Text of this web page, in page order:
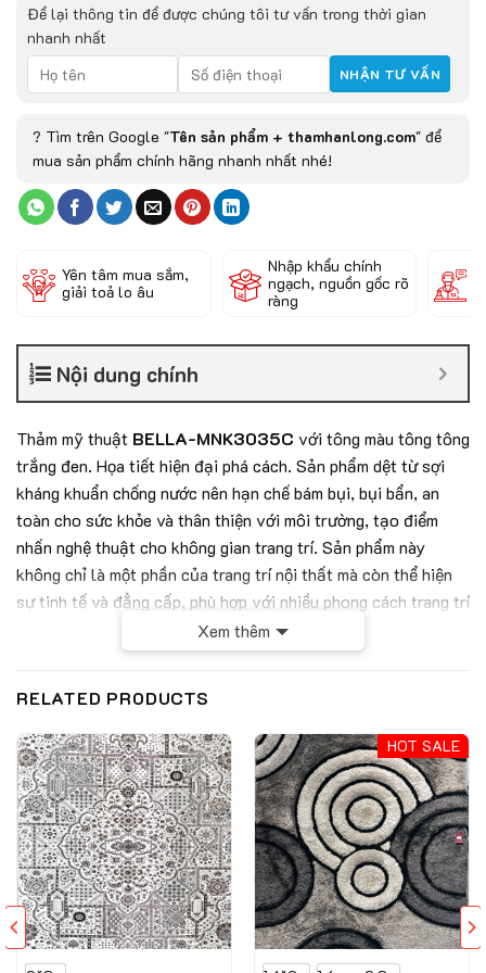
Để lại thông tin để được chúng tôi tư vấn trong thời gian
nhanh nhất
? Tìm trên Google "Tên sản phẩm + thamhanlong.com" để
mua sản phẩm chính hãng nhanh nhất nhé!
Yên tâm mua sắm,
giải toả lo âu
Nhập khẩu chính
ngạch, nguồn gốc rõ
ràng
Nội dung chính
Thảm mỹ thuật BELLA-MNK3035C với tông màu tông tông
trắng đen. Họa tiết hiện đại phá cách. Sản phẩm dệt từ sợi
kháng khuẩn chống nước nên hạn chế bám bụi, bụi bẩn, an
toàn cho sức khỏe và thân thiện với môi trường, tạo điểm
nhấn nghệ thuật cho không gian trang trí. Sản phẩm này
không chỉ là một phần của trang trí nội thất mà còn thể hiện
sự tinh tế và đẳng cấp, phù hợp với nhiều phong cách trang trí
khác nhau, từ hiện đại đến trang trọng. Ngay bây giờ hãy cùng
Thảm Hán Long khám phá về tác phẩm nghệ thuật này nhé.
Thông số kỹ thuật của mẫu thảm mỹ thuật
BELLA-MNK3035C
Chất liệu
PP+Polyester
Chiều cao sợi
9 mm
Trọng lượng
2000g/m2
Bảng thông số kỹ thuật của sản phẩm
Đặc điểm nổi bật của thảm mỹ thuật BELLA-
MNK3035C
Xem thêm
RELATED PRODUCTS
HOT SALE